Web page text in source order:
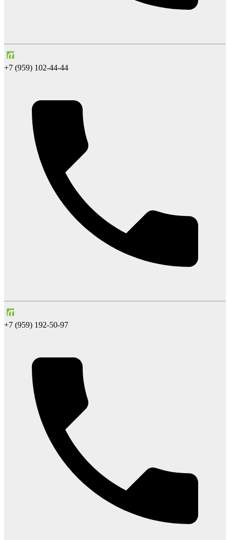
+7 (959) 102-44-44
+7 (959) 192-50-97